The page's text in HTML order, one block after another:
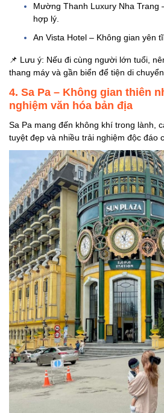
Mường Thanh Luxury Nha Trang
hợp lý.
An Vista Hotel – Không gian yên
📌 Lưu ý: Nếu đi cùng người lớn tuổi,
thang máy và gần biển để tiện di
4. Sa Pa – Không gian thiên
nghiệm văn hóa bản địa
Sa Pa mang đến không khí trong lành,
tuyệt đẹp và nhiều trải nghiệm độc đáo